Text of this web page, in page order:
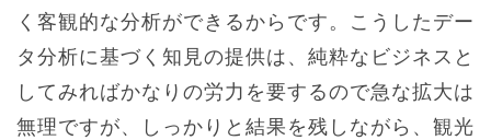
く客観的な分析ができるからです。こうしたデー
タ分析に基づく知見の提供は、純粋なビジネスと
してみればかなりの労力を要するので急な拡大は
無理ですが、しっかりと結果を残しながら、観光